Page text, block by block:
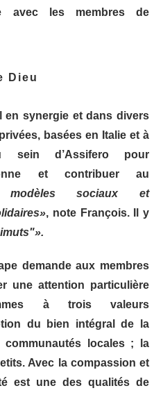
avec les membres de
Dieu
en synergie et dans divers
basées en Italie et à
sein d’Assifero pour
et contribuer au
modèles sociaux et
, note François. Il y
demande aux membres
une attention particulière
à trois valeurs
du bien intégral de la
locales ; la
Avec la compassion et
est une des qualités de